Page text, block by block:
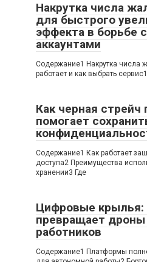
Накрутка числа
для быстрого
эффекта в борьбе
аккаунтами
Содержание1 Накрутка числа
работает и как выбрать
Как черная стрейч
помогает
Содержание1 Как работает
доступа2 Преимущества
хранении3 Где
Цифровые крылья:
превращает
работников
Содержание1 Платформы